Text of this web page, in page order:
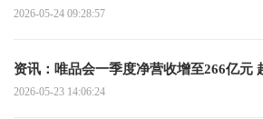
2026-05-24 09:28:57
资讯：唯品会一季度净营收增至266亿元
2026-05-23 14:06:24